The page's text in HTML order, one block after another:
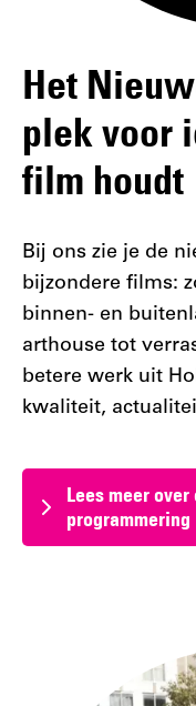
Het
plek voor
film houdt
Bij ons zie je de
bijzondere films:
binnen- en
arthouse tot
betere werk uit
kwaliteit,
Lees meer
programmering